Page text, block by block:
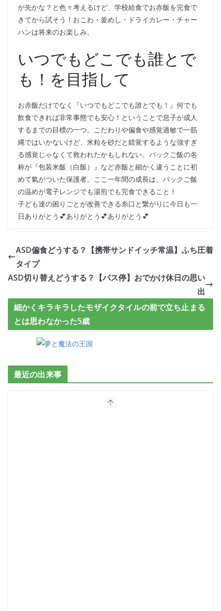
が先かな？と色々考えるけど、学校給食でお赤飯を完食で
きてから試そう！おこわ・釜めし・ドライカレー・チャー
ハンは将来のお楽しみ。
いつでもどこでも誰とで
も！を目指して
お赤飯だけでなく『いつでもどこでも誰とでも！』何でも
飲食できれば非常事態でも安心！ということで息子が成人
するまでの目標の一つ。こだわりや偏食や感覚過敏で一筋
縄ではいかないけど、米粒を砂だと錯覚するような強すぎ
る感覚じゃなくて救われたかもしれない。パックご飯の名
称が『包装米飯（白飯）』など赤飯と細かく違うことに初
めて氣がついた保護者。ここ一年間の成長は、パックご飯
の温めが電子レンジでも湯煎でも完食できること！
子ども達の困りごとが改善できる糸口と繋がりに今日も一
日ありがとう💕ありがとう💕ありがとう💕
ASD偏食どうする？【携帯サンドイッチ常温】ふち圧着
タイプ
ASD切り替えどうする？【バス停】おでかけ休日の思い
出
細かくキラキラしたモザイクタイルの前で立ち止まる
とは思わなかった5歳
最近の出来事